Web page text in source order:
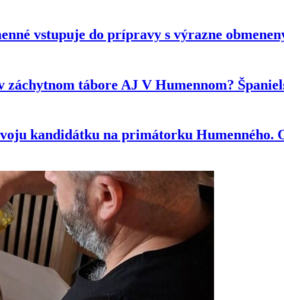
vstupuje do prípravy s výrazne
tábore AJ V Humennom?
kandidátku na primátorku Humenného.